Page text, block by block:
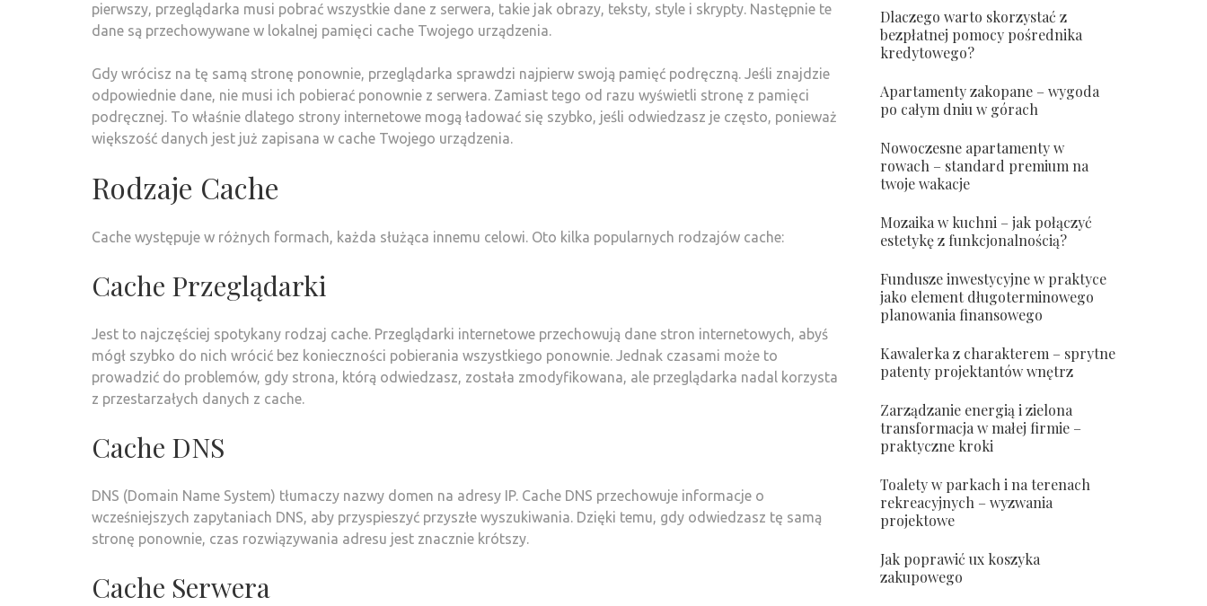
pierwszy, przeglądarka musi pobrać wszystkie dane z serwera, takie jak obrazy, teksty, style i skrypty. Następnie te
dane są przechowywane w lokalnej pamięci cache Twojego urządzenia.
Gdy wrócisz na tę samą stronę ponownie, przeglądarka sprawdzi najpierw swoją pamięć podręczną. Jeśli znajdzie
odpowiednie dane, nie musi ich pobierać ponownie z serwera. Zamiast tego od razu wyświetli stronę z pamięci
podręcznej. To właśnie dlatego strony internetowe mogą ładować się szybko, jeśli odwiedzasz je często, ponieważ
większość danych jest już zapisana w cache Twojego urządzenia.
Rodzaje Cache
Cache występuje w różnych formach, każda służąca innemu celowi. Oto kilka popularnych rodzajów cache:
Cache Przeglądarki
Jest to najczęściej spotykany rodzaj cache. Przeglądarki internetowe przechowują dane stron internetowych, abyś
mógł szybko do nich wrócić bez konieczności pobierania wszystkiego ponownie. Jednak czasami może to
prowadzić do problemów, gdy strona, którą odwiedzasz, została zmodyfikowana, ale przeglądarka nadal korzysta
z przestarzałych danych z cache.
Cache DNS
DNS (Domain Name System) tłumaczy nazwy domen na adresy IP. Cache DNS przechowuje informacje o
wcześniejszych zapytaniach DNS, aby przyspieszyć przyszłe wyszukiwania. Dzięki temu, gdy odwiedzasz tę samą
stronę ponownie, czas rozwiązywania adresu jest znacznie krótszy.
Cache Serwera
Dlaczego warto skorzystać z
bezpłatnej pomocy pośrednika
kredytowego?
Apartamenty zakopane – wygoda
po całym dniu w górach
Nowoczesne apartamenty w
rowach – standard premium na
twoje wakacje
Mozaika w kuchni – jak połączyć
estetykę z funkcjonalnością?
Fundusze inwestycyjne w praktyce
jako element długoterminowego
planowania finansowego
Kawalerka z charakterem – sprytne
patenty projektantów wnętrz
Zarządzanie energią i zielona
transformacja w małej firmie –
praktyczne kroki
Toalety w parkach i na terenach
rekreacyjnych – wyzwania
projektowe
Jak poprawić ux koszyka
zakupowego